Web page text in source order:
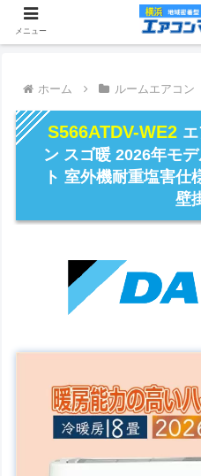
ホーム ルームエアコン
S566ATDV-WE2
ン スゴ暖 2026年モ
ト 室外機耐重塩害
壁
メニュー